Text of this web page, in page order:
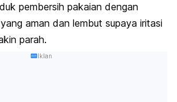
pembersih pakaian dengan
aman dan lembut supaya iritasi
parah.
Iklan